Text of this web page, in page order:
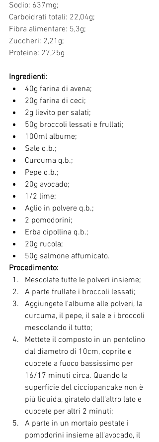
Sodio: 637mg;
Carboidrati totali: 22,04g;
Fibra alimentare: 5,3g;
Zuccheri: 2,21g;
Proteine: 27,25g
Ingredienti:
40g farina di avena;
20g farina di ceci;
2g lievito per salati;
50g broccoli lessati e frullati;
100ml albume;
Sale q.b.;
Curcuma q.b.;
Pepe q.b.;
20g avocado;
1/2 lime;
Aglio in polvere q.b.;
2 pomodorini;
Erba cipollina q.b.;
20g rucola;
50g salmone affumicato.
Procedimento:
Mescolate tutte le polveri insieme;
A parte frullate i broccoli lessati;
Aggiungete l'albume alle polveri, la
curcuma, il pepe, il sale e i broccoli
mescolando il tutto;
Mettete il composto in un pentolino
dal diametro di 10cm, coprite e
cuocete a fuoco bassissimo per
16/17 minuti circa. Quando la
superficie del cicciopancake non è
più liquida, giratelo dall'altro lato e
cuocete per altri 2 minuti;
A parte in un mortaio pestate i
pomodorini insieme all'avocado, il